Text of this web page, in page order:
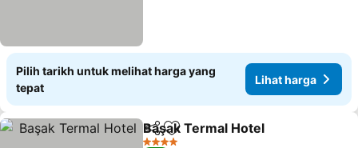
Pilih tarikh untuk melihat harga yang
tepat
Lihat harga
KongsiTambah ke favorit
Başak Termal Hotel